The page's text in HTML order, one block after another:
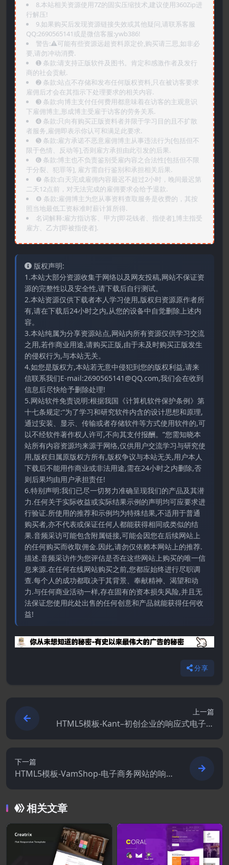
8.本站相关资源使用7Z的固实压缩技术,建议使用360Zip进
行解压!
9.如果购买后发现资源链接失效或其他疑问,请联系客服
QQ:2690565141或是微信客服:ywb386!
警告:⚠️可能有些资源远超资料原定价,购买请三思,如非必
要,请勿冲动消费.
➊️ 条款:请支持正版软件及图书。肯定和感激作者及发行
商的社会贡献.
➋️ 条款:站点不存储和发布任何版权资料,只在被访客要求
雇佣后才会在其指示下处理要求的相关内容.
➌️ 条款:向博主支付任何费用都意味着在访客的主观意识
下雇佣博主,形成博主受雇于访客的劳务关系.
➍️ 条款:只向有购买正版资料者并限于学习目的且不扩散
者服务,雇佣即表示你认可和满足此要求.
➎ 条款:雇方承诺不恶意雇佣博主从事违法行为[包括但不
限于色情、反动等],否则雇方承担由此引发的后果.
➏️ 条款:博主也不负责鉴别受雇内容之合法性[包括但不限
于分裂、犯罪等], 雇方需自行鉴别和承担相关后果.
❼ 条款:白天完成雇佣内容最迟不超过2小时，晚间最迟第
二天12点前，对无法完成的雇佣要求会给予退款.
❽ 条款:雇佣博主为您从事资料查取服务是收费的，其按
照当地最低工资标准时薪计算所得.
名词解释:雇方指访客、甲方[即花钱者、指使者],博主指受
雇方、乙方[即被指使者].
版权声明:
1.本站大部分资源收集于网络以及网友投稿,网站不保证资
源的完整性以及安全性,请下载后自行测试。
2.本站资源仅供下载者本人学习使用,版权归资源原作者所
有,请在下载后24小时之内,从您的设备中自觉删除上述内
容。
3.本站纯属为分享资源站点,网站内所有资源仅供学习交流
之用,若作商业用途,请购买正版,由于未及时购买正版发生
的侵权行为,与本站无关。
4.如您是版权方,本站若无意中侵犯到您的版权利益,请来
信联系我们E-mail:2690565141@QQ.com,我们会在收到
信息后尽快给予删除处理!
5.网站软件免责说明:根据我国《计算机软件保护条例》第
十七条规定:“为了学习和研究软件内含的设计思想和原理,
通过安装、显示、传输或者存储软件等方式使用软件的,可
以不经软件著作权人许可,不向其支付报酬。”您需知晓本
站所有内容资源均来源于网络,仅供用户交流学习与研究使
用,版权归属原版权方所有,版权争议与本站无关,用户本人
下载后不能用作商业或非法用途,需在24小时之内删除,否
则后果均由用户承担责任!
6.特别声明:我们已尽一切努力准确呈现我们的产品及其潜
力.任何关于实际收益或实际结果示例的声明均可应要求进
行验证.所使用的推荐和示例均为特殊结果,不适用于普通
购买者,亦不代表或保证任何人都能获得相同或类似的结
果.音频采访可能包含附属链接,可能会因您在后续网站上
的任何购买而收取佣金.因此,请勿仅依赖本网站上的推荐.
描述.音频采访作为您评估是否在这些网站上购买的唯一信
息来源.在任何在线网站购买之前,您都应始终进行尽职调
查.每个人的成功都取决于其背景、奉献精神、渴望和动
力.与任何商业活动一样,存在固有的资本损失风险,并且无
法保证您使用此处出售的任何创意和产品就能获得任何收
益!
分享
上一篇
HTML5模板-Kant–初创企业的响应式电子邮
下一篇
HTML5模板-VamShop-电子商务网站的响
相关文章